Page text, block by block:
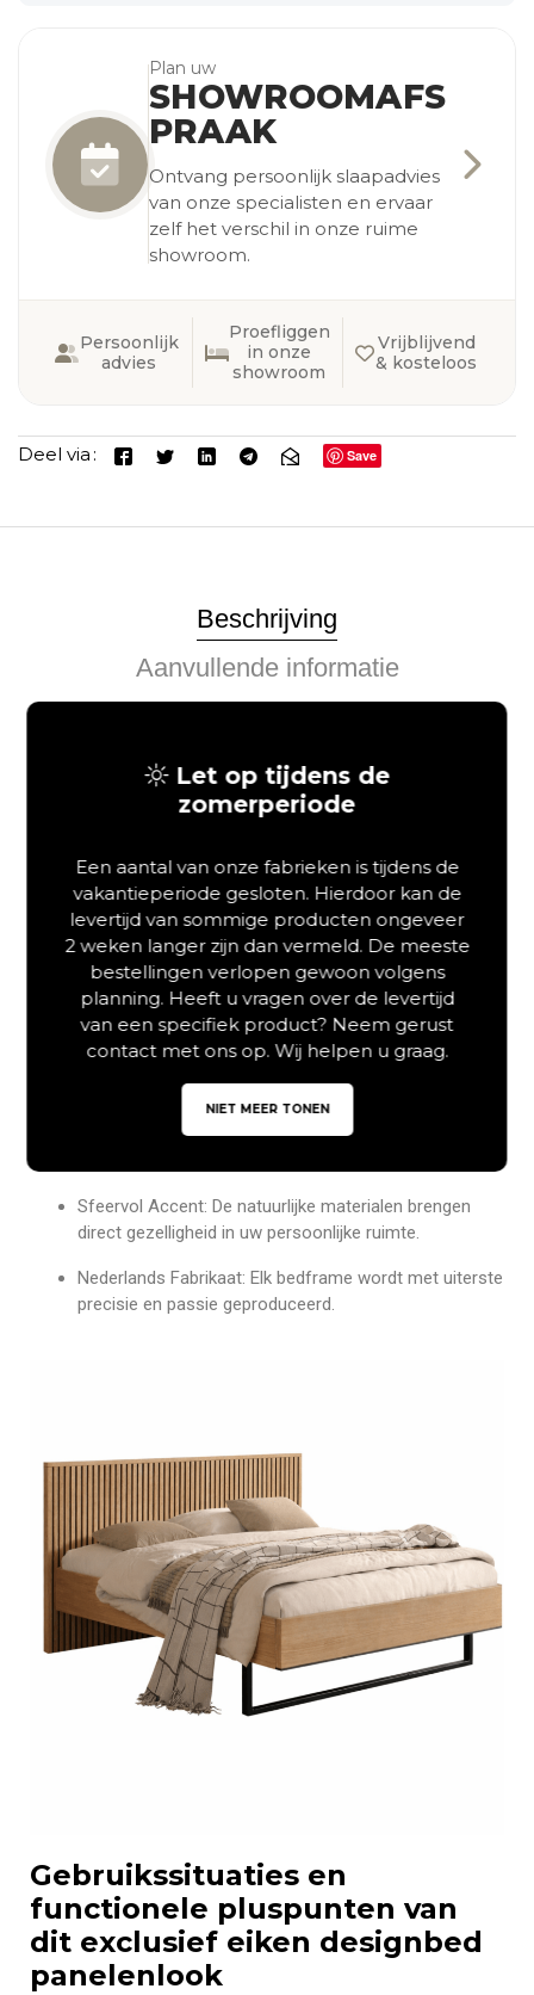
Plan uw
SHOWROOMAFS
PRAAK
Ontvang persoonlijk slaapadvies
van onze specialisten en ervaar
zelf het verschil in onze ruime
showroom.
Persoonlijk
advies
Proefliggen
in onze
showroom
Vrijblijvend
& kosteloos
Deel via Save
Beschrijving
Aanvullende informatie
Van Os Bed Marriott: Luxe,
Rust & Design
Os Bed Marriott trekt direct de aandacht in de slaapkamer.
Dit komt door de gewaagde, contrasterende combinatie van
natuurlijke elementen en strakke, moderne details. Dit
robuuste meubelstuk is specifiek ontworpen voor
liefhebbers van een karaktervolle inrichting. Hierdoor hoeft u
geen concessies te doen aan stabiliteit en nachtrust. Omdat
het ontwerp rust op jarenlang ambachtelijk vakmanschap,
investeert u bij Dreambedden bijgevolg in een slaapsysteem
dat warmte en rust uitstraalt.
Eigentijdse Uitstraling: Het samenspel tussen hout en
Sfeervol Accent: De natuurlijke materialen brengen
direct gezelligheid in uw persoonlijke ruimte.
Nederlands Fabrikaat: Elk bedframe wordt met uiterste
precisie en passie geproduceerd.
Gebruikssituaties en
functionele pluspunten van
dit exclusief eiken designbed
panelenlook
Let op tijdens de
zomerperiode
Een aantal van onze fabrieken is tijdens de
vakantieperiode gesloten. Hierdoor kan de
levertijd van sommige producten ongeveer
2 weken langer zijn dan vermeld. De meeste
bestellingen verlopen gewoon volgens
planning. Heeft u vragen over de levertijd
van een specifiek product? Neem gerust
contact met ons op. Wij helpen u graag.
NIET MEER TONEN